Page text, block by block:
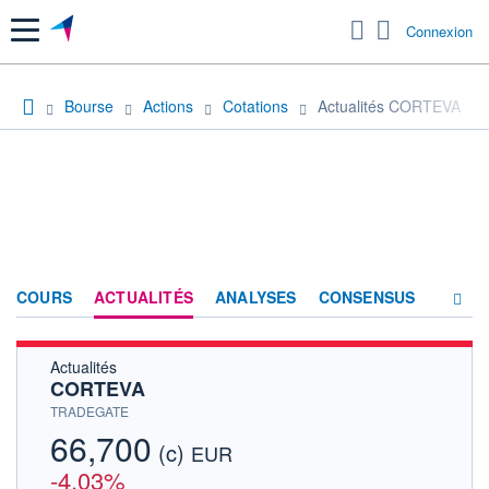
Menu Connexion
Bourse Actions Cotations Actualités CORTEVA
COURS ACTUALITÉS ANALYSES CONSENSUS
Actualités
CORTEVA
TRADEGATE
66,700 (c) EUR
-4,03%